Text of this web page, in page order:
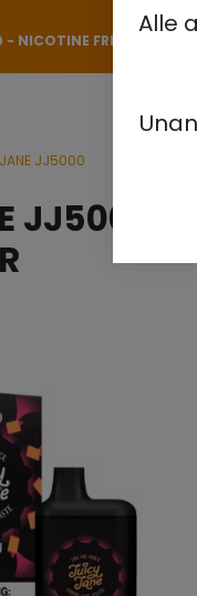
Alle
FREE 0%
JJ5000
JJ5000 -